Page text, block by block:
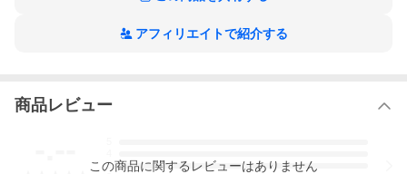
おからをたっぷり練りこんだ生地を、しっとりおいしく焼き上げ
アフィリエイトで紹介する
商品レビュー
3
この商品に関するレビューはありません